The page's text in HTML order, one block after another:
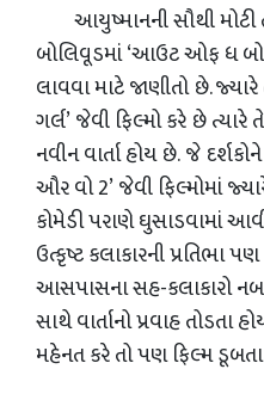
આયુષ્માનની સૌથી મોટી
બોલિવૂડમાં ‘આઉટ ઓફ ધ
લાવવા માટે જાણીતો છે. જ્યારે
ગર્લ’ જેવી ફિલ્મો કરે છે
નવીન વાર્તા હોય છે. જે
ઔર વો 2’ જેવી ફિલ્મોમાં
કોમેડી પરાણે ઘુસાડવામાં
ઉત્કૃષ્ટ કલાકારની પ્રતિભા
આસપાસના સહ-કલાકારો
સાથે વાર્તાનો પ્રવાહ તોડતા
મહેનત કરે તો પણ ફિલ્મ